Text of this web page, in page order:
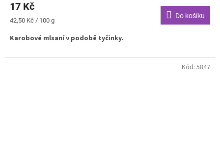
17 Kč
Měrná
42,50 Kč / 100 g
Do košíku
Karobové mlsaní v podobě tyčinky.
Kód: 5847